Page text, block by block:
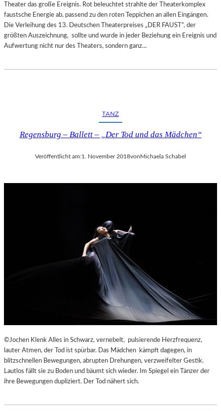
Theater das große Ereignis. Rot beleuchtet strahlte der Theaterkomplex
faustsche Energie ab, passend zu den roten Teppichen an allen Eingängen.
Die Verleihung des 13. Deutschen Theaterpreises „DER FAUST“, der
größten Auszeichnung, sollte und wurde in jeder Beziehung ein Ereignis und
Aufwertung nicht nur des Theaters, sondern ganz…
TANZ
Regensburg – Ballett – „Der Tod und das Mädchen“
Veröffentlicht am:1. November 2018vonMichaela Schabel
©Jochen Klenk Alles in Schwarz, vernebelt, pulsierende Herzfrequenz,
lauter Atmen, der Tod ist spürbar. Das Mädchen kämpft dagegen, in
blitzschnellen Bewegungen, abrupten Drehungen, verzweifelter Gestik.
Lautlos fällt sie zu Boden und bäumt sich wieder. Im Spiegel ein Tänzer der
ihre Bewegungen dupliziert. Der Tod nähert sich.